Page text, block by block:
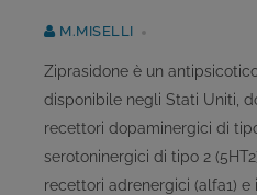
M.MISELLI
Ziprasidone è un
disponibile negli Stati Uniti,
recettori dopaminergici di
serotoninergici di tipo 2
recettori adrenergici (alfa1) e